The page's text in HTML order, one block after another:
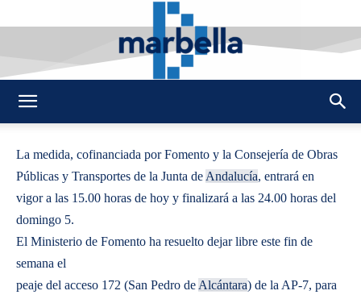
La medida, cofinanciada por Fomento y la Consejería de Obras
Públicas y Transportes de la Junta de Andalucía, entrará en
vigor a las 15.00 horas de hoy y finalizará a las 24.00 horas del
domingo 5.
El Ministerio de Fomento ha resuelto dejar libre este fin de
semana el
peaje del acceso 172 (San Pedro de Alcántara) de la AP-7, para